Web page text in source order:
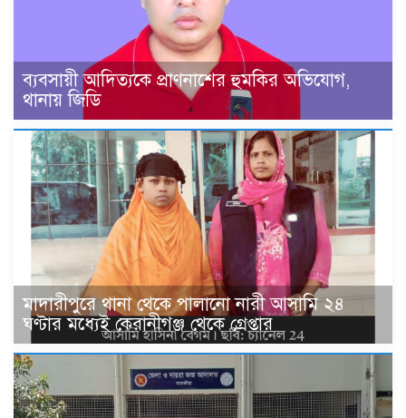
ব্যবসায়ী আদিত্যকে প্রাণনাশের হুমকির অভিযোগ,
থানায় জিডি
মাদারীপুরে থানা থেকে পালানো নারী আসামি ২৪
ঘণ্টার মধ্যেই কেরানীগঞ্জ থেকে গ্রেপ্তার